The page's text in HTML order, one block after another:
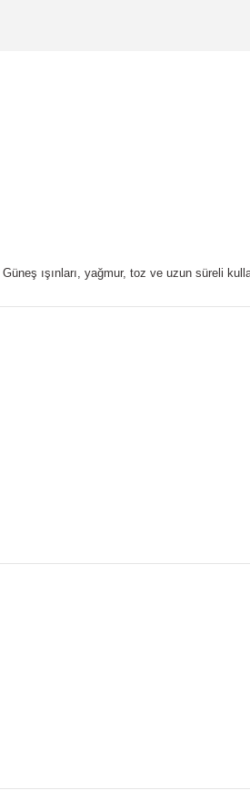
ışınları, yağmur, toz ve uzun süreli